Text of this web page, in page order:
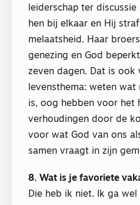
leiderschap ter
hen bij elkaar en Hij
melaatsheid. Haar
genezing en God
zeven dagen. Dat is ook
levensthema: weten
is, oog hebben voor het
verhoudingen door de
voor wat God van ons
samen vraagt in zijn
8. Wat is je favoriete
Die heb ik niet. Ik ga wel